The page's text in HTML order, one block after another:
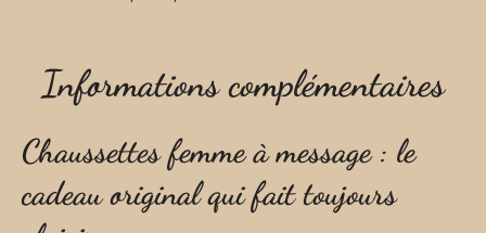
Informations complémentaires
Chaussettes femme à message : le
cadeau original qui fait toujours